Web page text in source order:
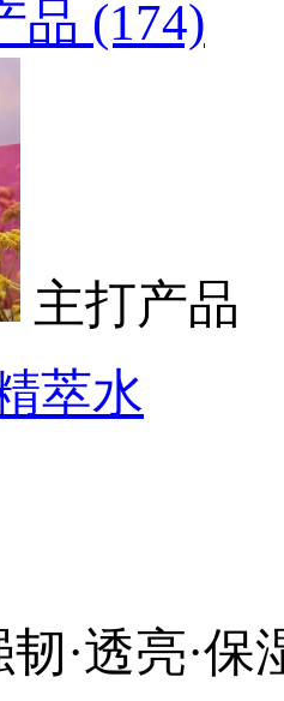
品 (174)
主打产品
萃水
·透亮·保